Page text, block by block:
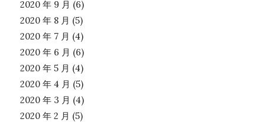
2020 年 9 月 (6)
2020 年 8 月 (5)
2020 年 7 月 (4)
2020 年 6 月 (6)
2020 年 5 月 (4)
2020 年 4 月 (5)
2020 年 3 月 (4)
2020 年 2 月 (5)